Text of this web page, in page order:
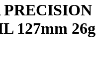
127mm 26g